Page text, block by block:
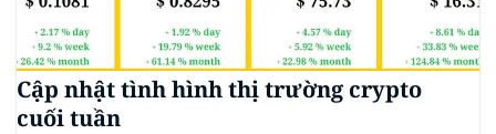
Cập nhật tình hình thị trường crypto
cuối tuần